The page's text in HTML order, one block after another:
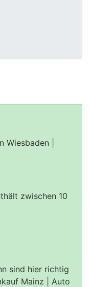
|
zwischen 10
sind hier richtig
Mainz | Auto